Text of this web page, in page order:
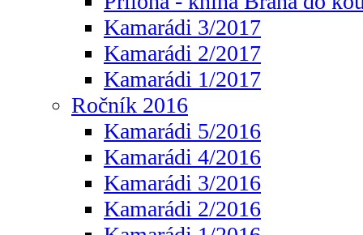
Kamarádi 3/2017
Kamarádi 2/2017
Kamarádi 1/2017
Ročník 2016
Kamarádi 5/2016
Kamarádi 4/2016
Kamarádi 3/2016
Kamarádi 2/2016